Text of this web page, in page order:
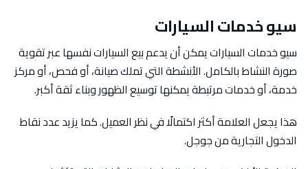
سيو خدمات السيارات
سيو خدمات السيارات يمكن أن يدعم بيع السيارات نفسها عبر تقوية
صورة النشاط بالكامل. الأنشطة التي تملك صيانة، أو فحص، أو مركز
خدمة، أو خدمات مرتبطة يمكنها توسيع الظهور وبناء ثقة أكبر.
هذا يجعل العلامة أكثر اكتمالًا في نظر العميل. كما يزيد عدد نقاط
الدخول التجارية من جوجل.